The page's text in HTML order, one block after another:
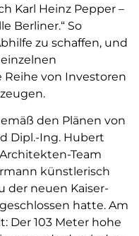
Karl Heinz Pepper –
Berliner.“ So
zu schaffen, und
von Investoren
den Plänen von
Dipl.-Ing. Hubert
Team
künstlerisch
der neuen Kaiser-
hatte. Am
Der 103 Meter hohe